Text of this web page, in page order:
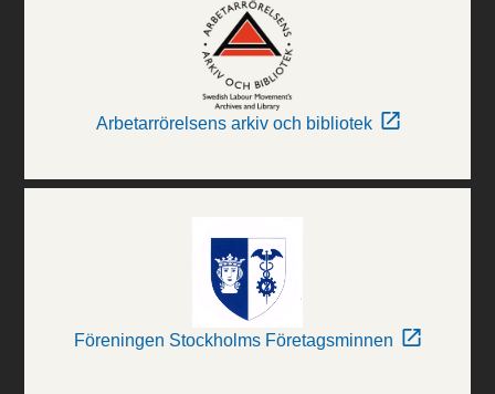
Arbetarrörelsens arkiv och bibliotek
Föreningen Stockholms Företagsminnen